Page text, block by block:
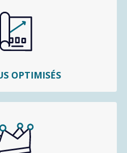
OPTIMISÉS